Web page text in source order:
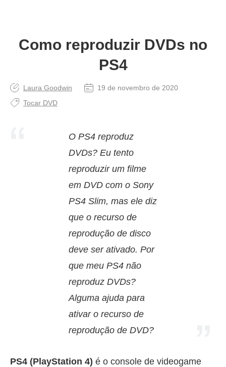
Como reproduzir DVDs no
PS4
Laura Goodwin
19 de novembro de 2020
Tocar DVD
O PS4 reproduz
DVDs? Eu tento
reproduzir um filme
em DVD com o Sony
PS4 Slim, mas ele diz
que o recurso de
reprodução de disco
deve ser ativado. Por
que meu PS4 não
reproduz DVDs?
Alguma ajuda para
ativar o recurso de
reprodução de DVD?
PS4 (PlayStation 4) é o console de videogame